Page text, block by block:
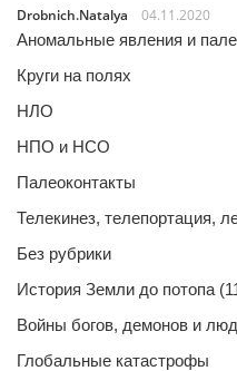
Drobnich.natalya
04.11.2020
Аномальные явления и
Круги на полях
НЛО
НПО и НСО
Палеоконтакты
Телекинез, телепортация,
Без рубрики
История Земли до потопа
Войны богов, демонов и
Глобальные катастрофы